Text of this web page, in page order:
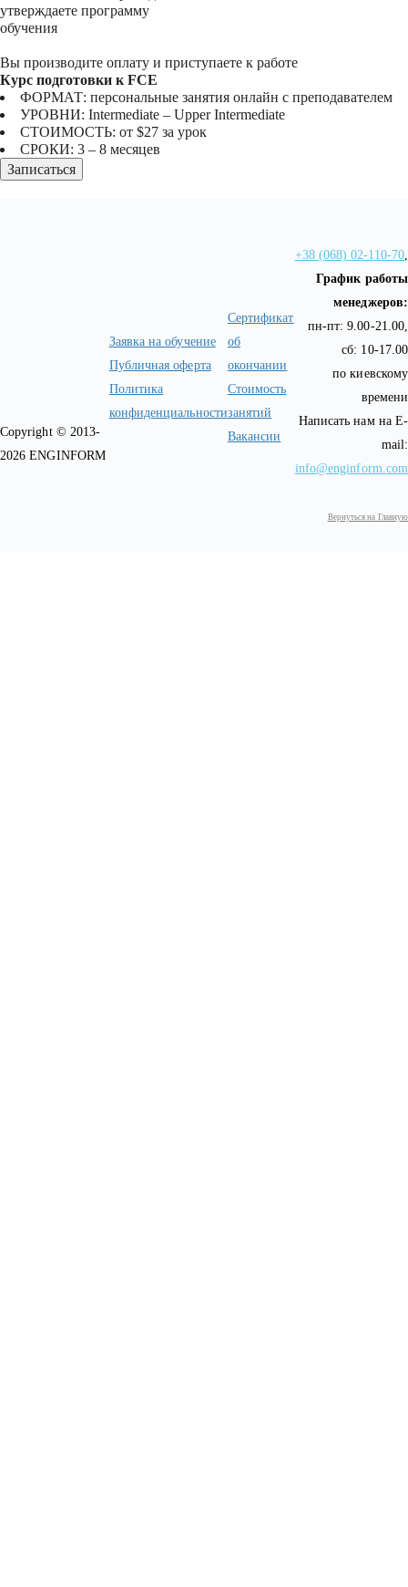
утверждаете программу
обучения
Вы производите оплату и приступаете к работе
Курс подготовки к FCE
ФОРМАТ: персональные занятия онлайн с преподавателем
УРОВНИ: Intermediate – Upper Intermediate
СТОИМОСТЬ: от $27 за урок
СРОКИ: 3 – 8 месяцев
Записаться
Copyright © 2013-
2026 ENGINFORM
Заявка на обучение
Публичная оферта
Политика
конфиденциальности
Сертификат
об
окончании
Стоимость
занятий
Вакансии
+38 (068) 02-110-70,
График работы
менеджеров:
пн-пт: 9.00-21.00,
сб: 10-17.00
по киевскому
времени
Написать нам на E-
mail:
info@enginform.com
Вернуться на Главную